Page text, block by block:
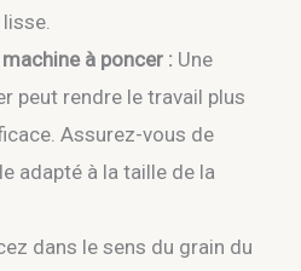
à poncer : Une
peut rendre le travail plus
Assurez-vous de
adapté à la taille de la
dans le sens du grain du